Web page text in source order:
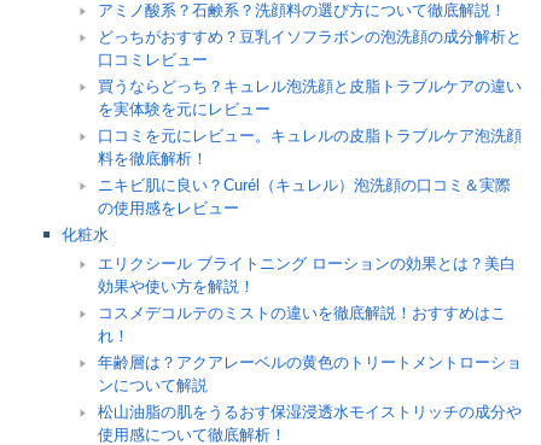
アミノ酸系？石鹸系？洗顔料の選び方について徹底解説！
どっちがおすすめ？豆乳イソフラボンの泡洗顔の成分解析と
口コミレビュー
買うならどっち？キュレル泡洗顔と皮脂トラブルケアの違い
を実体験を元にレビュー
口コミを元にレビュー。キュレルの皮脂トラブルケア泡洗顔
料を徹底解析！
ニキビ肌に良い？Curél（キュレル）泡洗顔の口コミ＆実際
の使用感をレビュー
化粧水
エリクシール ブライトニング ローションの効果とは？美白
効果や使い方を解説！
コスメデコルテのミストの違いを徹底解説！おすすめはこ
れ！
年齢層は？アクアレーベルの黄色のトリートメントローショ
ンについて解説
松山油脂の肌をうるおす保湿浸透水モイストリッチの成分や
使用感について徹底解析！